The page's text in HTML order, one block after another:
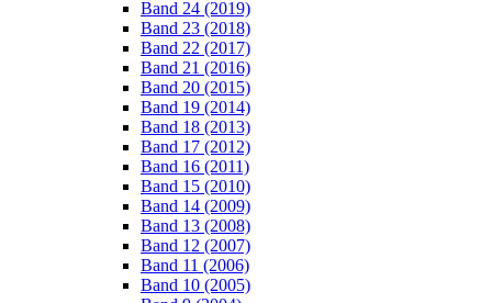
Band 24 (2019)
Band 23 (2018)
Band 22 (2017)
Band 21 (2016)
Band 20 (2015)
Band 19 (2014)
Band 18 (2013)
Band 17 (2012)
Band 16 (2011)
Band 15 (2010)
Band 14 (2009)
Band 13 (2008)
Band 12 (2007)
Band 11 (2006)
Band 10 (2005)